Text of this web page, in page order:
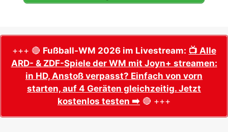
+++ 🔴 Fußball-WM 2026 im Livestream: 📺 Alle
ARD- & ZDF-Spiele der WM mit Joyn+ streamen:
in HD, Anstoß verpasst? Einfach von vorn
starten, auf 4 Geräten gleichzeitig. Jetzt
kostenlos testen ➡️ 🔴 +++